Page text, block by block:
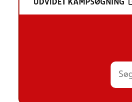
UDVIDET KAMPSØGNING